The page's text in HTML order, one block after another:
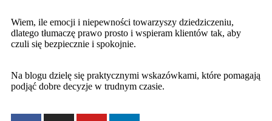
Wiem, ile emocji i niepewności towarzyszy dziedziczeniu,
dlatego tłumaczę prawo prosto i wspieram klientów tak, aby
czuli się bezpiecznie i spokojnie.
Na blogu dzielę się praktycznymi wskazówkami, które pomagają
podjąć dobre decyzje w trudnym czasie.